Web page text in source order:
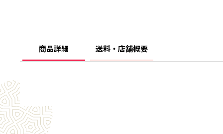
商品詳細 送料・店舗概要